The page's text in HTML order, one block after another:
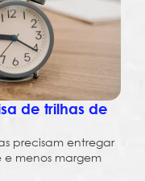
de trilhas de
precisam entregar
menos margem